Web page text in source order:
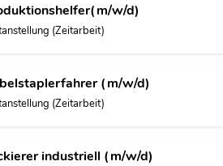
w/d)
(Zeitarbeit)
(m/w/d)
(Zeitarbeit)
industriell (m/w/d)